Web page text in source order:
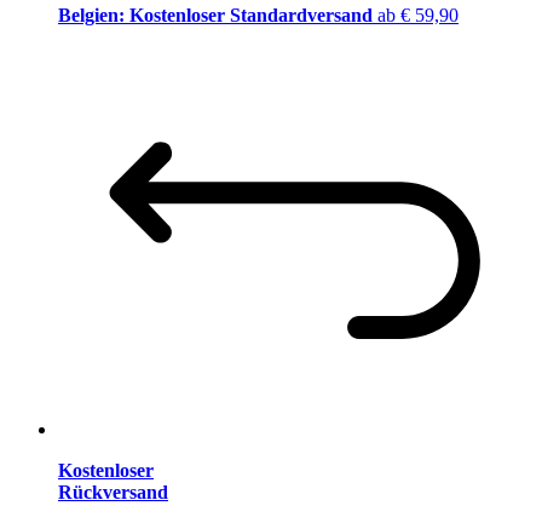
Belgien: Kostenloser Standardversand ab € 59,90
Kostenloser
Rückversand